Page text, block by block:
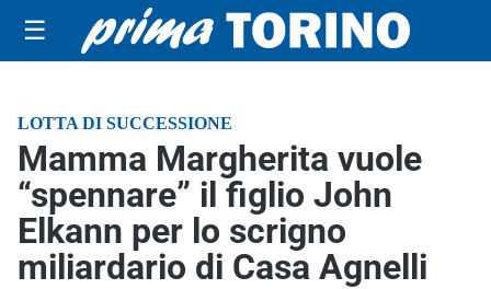
☰
LOTTA DI SUCCESSIONE
Mamma Margherita vuole
“spennare” il figlio John
Elkann per lo scrigno
miliardario di Casa Agnelli